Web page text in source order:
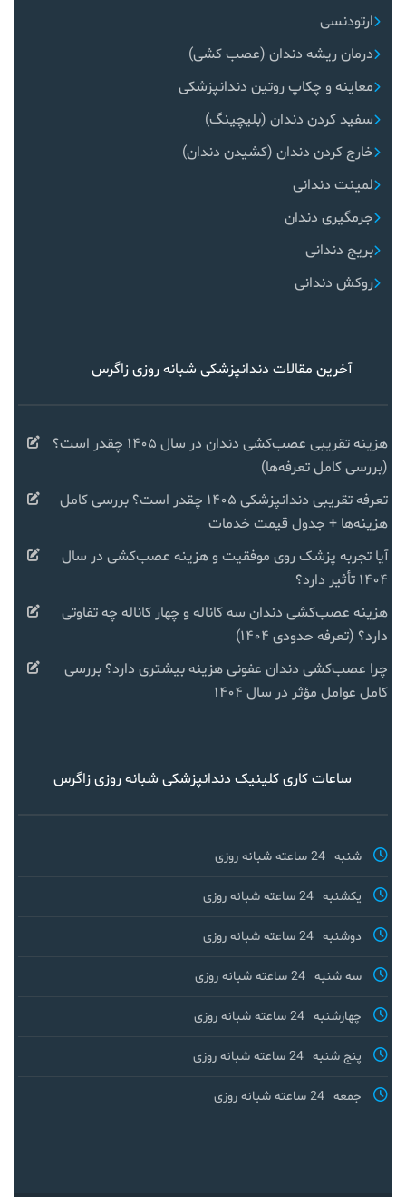
ارتودنسی
درمان ریشه دندان (عصب کشی)
معاینه و چکاپ روتین دندانپزشکی
سفید کردن دندان (بلیچینگ)
خارج کردن دندان (کشیدن دندان)
لمینت دندانی
جرمگیری دندان
بریج دندانی
روکش دندانی
آخرین مقالات دندانپزشکی شبانه روزی زاگرس
هزینه تقریبی عصب‌کشی دندان در سال ۱۴۰۵ چقدر است؟
(بررسی کامل تعرفه‌ها)
تعرفه تقریبی دندانپزشکی ۱۴۰۵ چقدر است؟ بررسی کامل
هزینه‌ها + جدول قیمت خدمات
آیا تجربه پزشک روی موفقیت و هزینه عصب‌کشی در سال
۱۴۰۴ تأثیر دارد؟
هزینه عصب‌کشی دندان سه کاناله و چهار کاناله چه تفاوتی
دارد؟ (تعرفه حدودی ۱۴۰۴)
چرا عصب‌کشی دندان عفونی هزینه بیشتری دارد؟ بررسی
کامل عوامل مؤثر در سال ۱۴۰۴
ساعات کاری کلینیک دندانپزشکی شبانه روزی زاگرس
شنبه 24 ساعته شبانه روزی
یکشنبه 24 ساعته شبانه روزی
دوشنبه 24 ساعته شبانه روزی
سه شنبه 24 ساعته شبانه روزی
چهارشنبه 24 ساعته شبانه روزی
پنج شنبه 24 ساعته شبانه روزی
جمعه 24 ساعته شبانه روزی